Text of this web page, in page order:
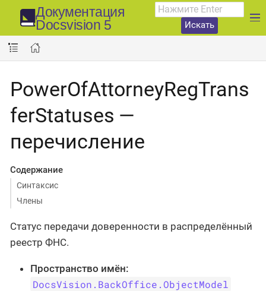
Документация
Docsvision 5
Искать
PowerOfAttorneyRegTrans
ferStatuses —
перечисление
Содержание
Синтаксис
Члены
Статус передачи доверенности в распределённый
реестр ФНС.
Пространство имён:
DocsVision.BackOffice.ObjectModel